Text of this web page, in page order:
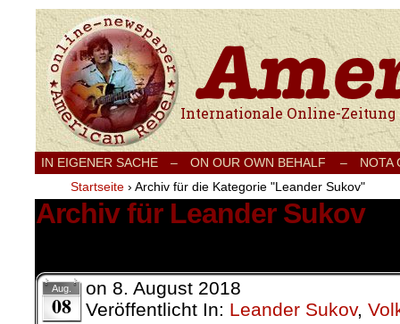
Internationale Onlinezeitung für Frieden,
IN EIGENER SACHE – ON OUR OWN BEHALF –
NOTA
Startseite › Archiv für die Kategorie "Leander Sukov"
Archiv für Leander Sukov
Aug.
08
on 8. August 2018
Veröffentlicht In: Leander Sukov,